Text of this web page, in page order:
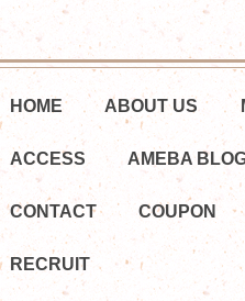
HOME ABOUT US
ACCESS AMEBA
CONTACT COUPON
RECRUIT